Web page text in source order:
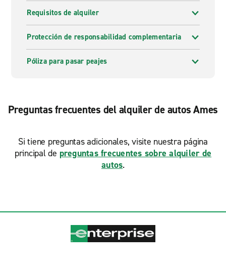
Requisitos de alquiler
Protección de responsabilidad complementaria
Póliza para pasar peajes
Preguntas frecuentes del alquiler de autos Ames
Si tiene preguntas adicionales, visite nuestra página
principal de preguntas frecuentes sobre alquiler de
autos.